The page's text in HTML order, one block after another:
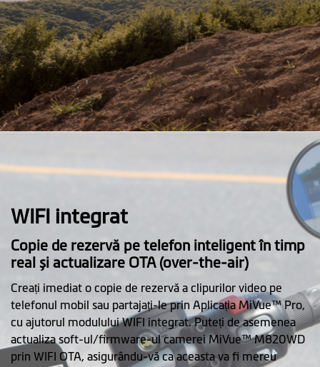
WIFI integrat
Copie de rezervă pe telefon inteligent în timp
real și actualizare OTA (over-the-air)
Creați imediat o copie de rezervă a clipurilor video pe
telefonul mobil sau partajați-le prin Aplicația MiVue™ Pro,
cu ajutorul modulului WIFI integrat. Puteți de asemenea
actualiza soft-ul/firmware-ul camerei MiVue™ M820WD
prin WIFI OTA, asigurându-vă ca aceasta va fi mereu